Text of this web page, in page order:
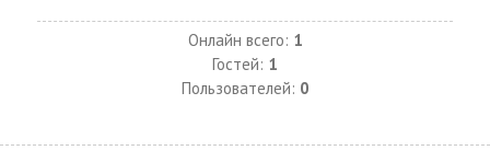
Онлайн всего: 1
Гостей: 1
Пользователей: 0